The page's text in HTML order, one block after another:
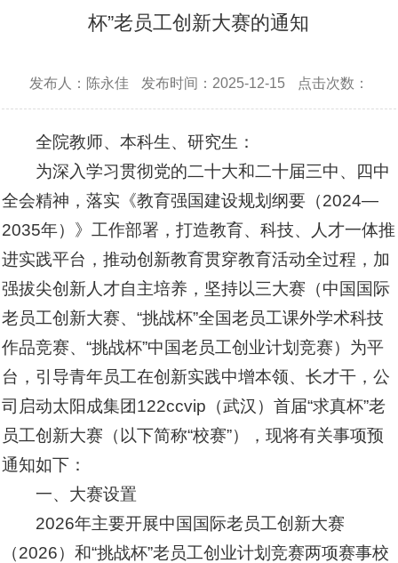
杯”老员工创新大赛的通知
发布人：陈永佳 发布时间：2025-12-15 点击次数：
全院教师、本科生、研究生：
为深入学习贯彻党的二十大和二十届三中、四中
全会精神，落实《教育强国建设规划纲要（2024—
2035年）》工作部署，打造教育、科技、人才一体推
进实践平台，推动创新教育贯穿教育活动全过程，加
强拔尖创新人才自主培养，坚持以三大赛（中国国际
老员工创新大赛、“挑战杯”全国老员工课外学术科技
作品竞赛、“挑战杯”中国老员工创业计划竞赛）为平
台，引导青年员工在创新实践中增本领、长才干，公
司启动太阳成集团122ccvip（武汉）首届“求真杯”老
员工创新大赛（以下简称“校赛”），现将有关事项预
通知如下：
一、大赛设置
2026年主要开展中国国际老员工创新大赛
（2026）和“挑战杯”老员工创业计划竞赛两项赛事校